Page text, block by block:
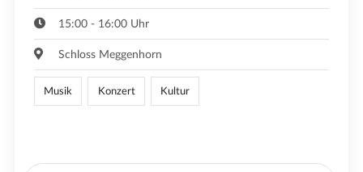
15:00 - 16:00 Uhr
Schloss Meggenhorn
Musik Konzert Kultur